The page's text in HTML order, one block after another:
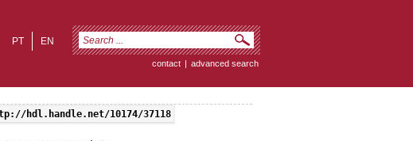
EN
PT
contact | advanced search
hdl.handle.net/10174/37118